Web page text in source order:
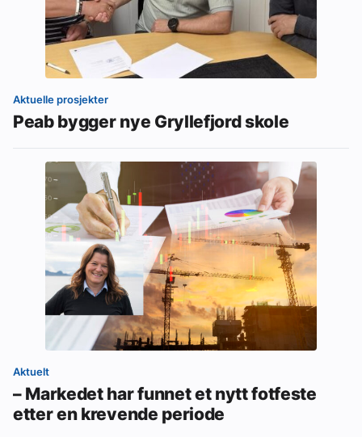
Aktuelle prosjekter
Peab bygger nye Gryllefjord skole
Aktuelt
– Markedet har funnet et nytt fotfeste
etter en krevende periode